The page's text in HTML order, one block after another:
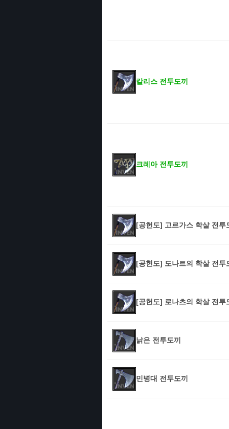
칼리스 전투도끼
크레아 전투도끼
[공헌도] 고르가스 학살 전투
[공헌도] 도나트의 학살 전투
[공헌도] 로나츠의 학살 전투
낡은 전투도끼
민병대 전투도끼